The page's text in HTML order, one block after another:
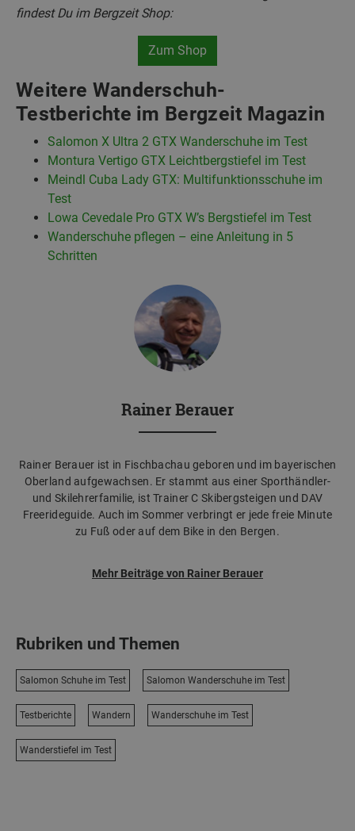
findest Du im Bergzeit Shop:
Zum Shop
Weitere Wanderschuh-
Testberichte im Bergzeit Magazin
Salomon X Ultra 2 GTX Wanderschuhe im Test
Montura Vertigo GTX Leichtbergstiefel im Test
Meindl Cuba Lady GTX: Multifunktionsschuhe im
Test
Lowa Cevedale Pro GTX W’s Bergstiefel im Test
Wanderschuhe pflegen – eine Anleitung in 5
Schritten
Rainer Berauer
Rainer Berauer ist in Fischbachau geboren und im bayerischen
Oberland aufgewachsen. Er stammt aus einer Sporthändler-
und Skilehrerfamilie, ist Trainer C Skibergsteigen und DAV
Freerideguide. Auch im Sommer verbringt er jede freie Minute
zu Fuß oder auf dem Bike in den Bergen.
Mehr Beiträge von Rainer Berauer
Rubriken und Themen
Salomon Schuhe im Test Salomon Wanderschuhe im Test
Testberichte Wandern Wanderschuhe im Test
Wanderstiefel im Test